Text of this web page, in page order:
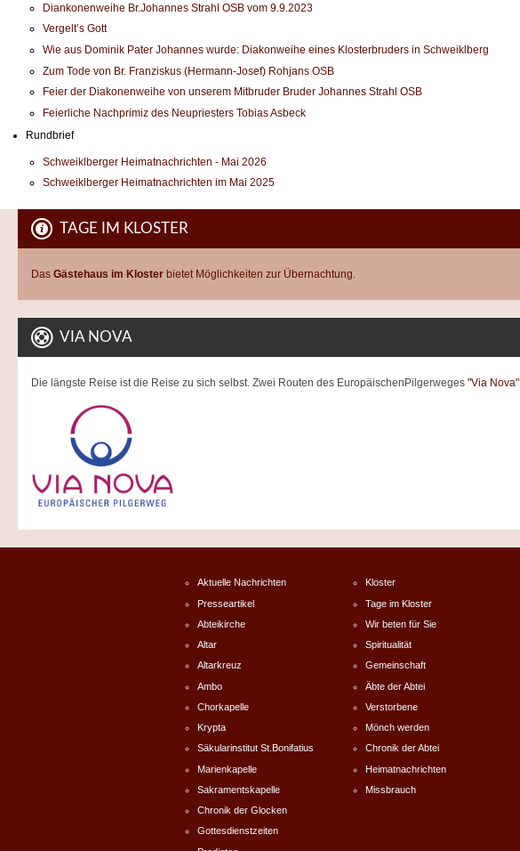
Diankonenweihe Br.Johannes Strahl OSB vom 9.9.2023
Vergelt’s Gott
Wie aus Dominik Pater Johannes wurde: Diakonweihe eines Klosterbruders in Schweiklberg
Zum Tode von Br. Franziskus (Hermann-Josef) Rohjans OSB
Feier der Diakonenweihe von unserem Mitbruder Bruder Johannes Strahl OSB
Feierliche Nachprimiz des Neupriesters Tobias Asbeck
Rundbrief
Schweiklberger Heimatnachrichten - Mai 2026
Schweiklberger Heimatnachrichten im Mai 2025
TAGE IM KLOSTER
Das Gästehaus im Kloster bietet Möglichkeiten zur Übernachtung.
VIA NOVA
Die längste Reise ist die Reise zu sich selbst. Zwei Routen des EuropäischenPilgerweges "Via Nova"
Aktuelle Nachrichten
Presseartikel
Abteikirche
Altar
Altarkreuz
Ambo
Chorkapelle
Krypta
Säkularinstitut St.Bonifatius
Marienkapelle
Sakramentskapelle
Chronik der Glocken
Gottesdienstzeiten
Kloster
Tage im Kloster
Wir beten für Sie
Spiritualität
Gemeinschaft
Äbte der Abtei
Verstorbene
Mönch werden
Chronik der Abtei
Heimatnachrichten
Missbrauch